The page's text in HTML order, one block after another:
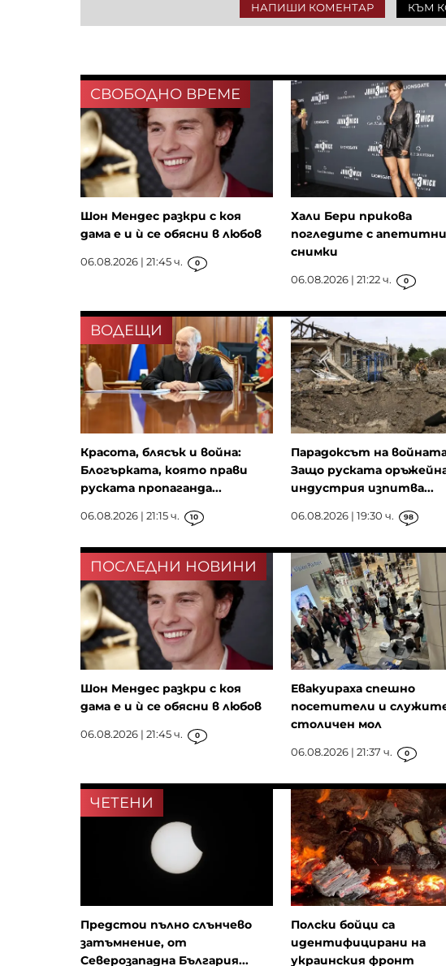
НАПИШИ КОМЕНТАР КЪМ
СВОБОДНО ВРЕМЕ
Шон Мендес разкри с коя
дама е и ѝ се обясни в любов
06.08.2026 | 21:45 ч. 0
Хали Бери прикова
погледите с апетитни
снимки
06.08.2026 | 21:22 ч. 0
ВОДЕЩИ
Красота, блясък и война:
Блогърката, която прави
руската пропаганда...
06.08.2026 | 21:15 ч. 10
Парадоксът на
Защо руската
индустрия изпитва...
06.08.2026 | 19:30 ч. 98
ПОСЛЕДНИ НОВИНИ
Шон Мендес разкри с коя
дама е и ѝ се обясни в любов
06.08.2026 | 21:45 ч. 0
Евакуираха спешно
посетители и
столичен мол
06.08.2026 | 21:37 ч. 0
ЧЕТЕНИ
Предстои пълно слънчево
затъмнение, от
Северозападна България...
Полски бойци са
идентифицирани на
украинския фронт